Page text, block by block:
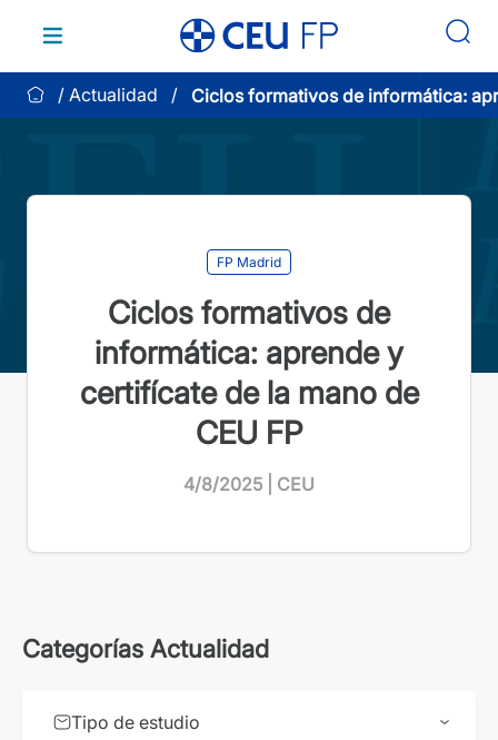
contenido
Actualidad
Ciclos formativos de informática:
certifícate de la mano de CEU FP
FP Madrid
Ciclos formativos de
informática: aprende y
certifícate de la mano de
CEU FP
4/8/2025 | CEU
Categorías Actualidad
Tipo de estudio